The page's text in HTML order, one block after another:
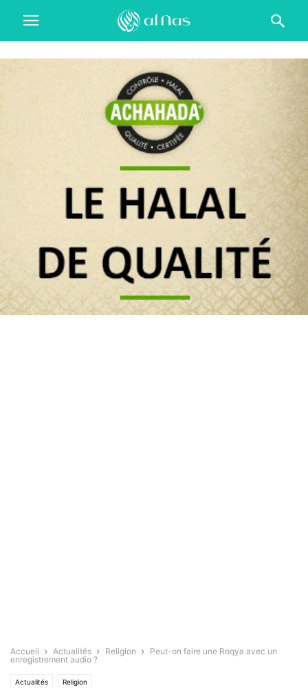
Accueil Actualités Religion
Peut-on faire une Roqya avec un
enregistrement audio ?
Actualités Religion